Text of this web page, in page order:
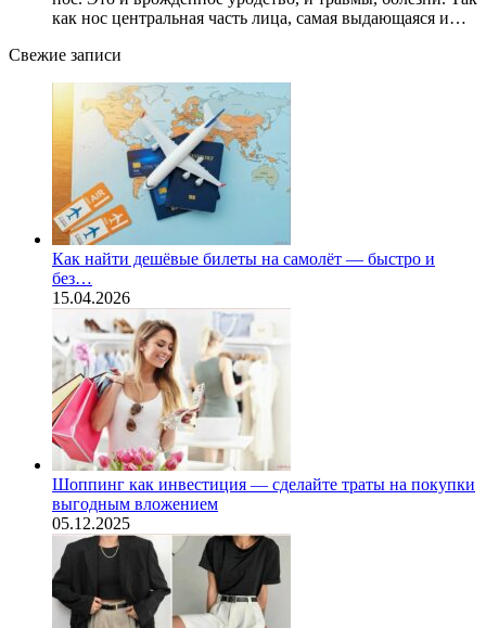
как нос центральная часть лица, самая выдающаяся и…
Свежие записи
Как найти дешёвые билеты на самолёт — быстро и
без…
15.04.2026
Шоппинг как инвестиция — сделайте траты на покупки
выгодным вложением
05.12.2025